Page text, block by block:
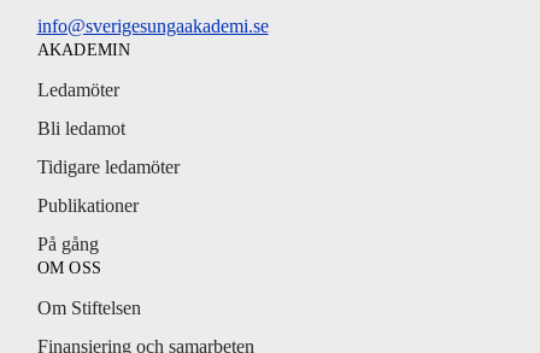
info@sverigesungaakademi.se
AKADEMIN
Ledamöter
Bli ledamot
Tidigare ledamöter
Publikationer
På gång
OM OSS
Om Stiftelsen
Finansiering och samarbeten